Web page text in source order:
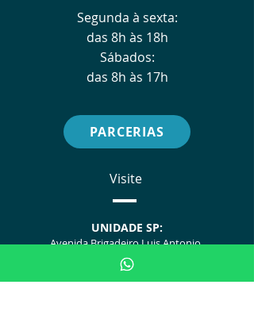
Segunda à sexta:
das 8h às 18h
Sábados:
das 8h às 17h
PARCERIAS
Visite
UNIDADE SP:
Avenida Brigadeiro Luis Antonio,
nº 278 - 2º Andar
(APM)